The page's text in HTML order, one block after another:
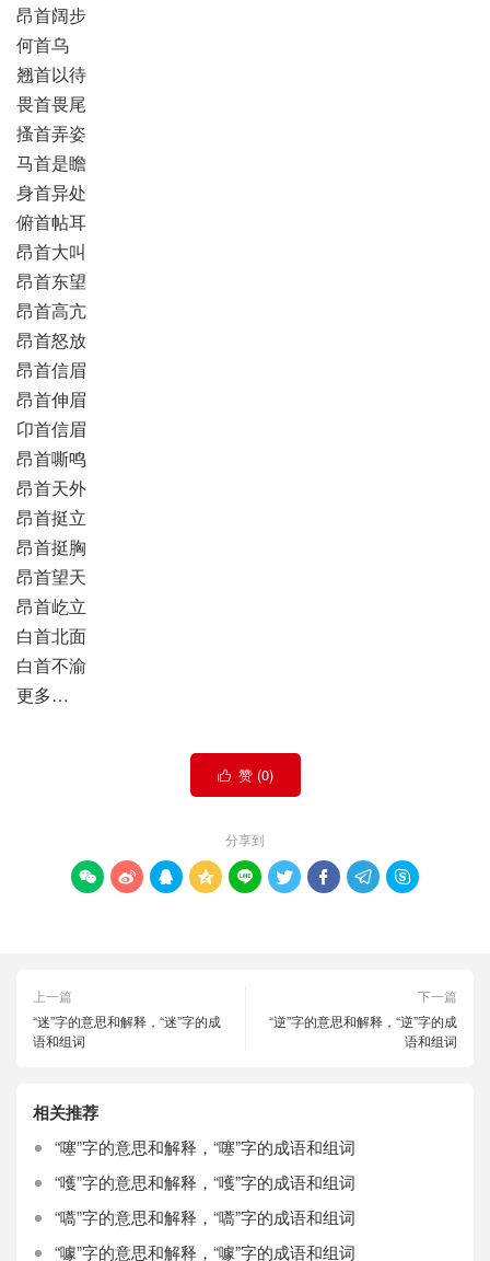
昂首阔步
何首乌
翘首以待
畏首畏尾
搔首弄姿
马首是瞻
身首异处
俯首帖耳
昂首大叫
昂首东望
昂首高亢
昂首怒放
昂首信眉
昂首伸眉
卬首信眉
昂首嘶鸣
昂首天外
昂首挺立
昂首挺胸
昂首望天
昂首屹立
白首北面
白首不渝
更多…
 赞 (0)
分享到
        
上一篇
“迷”字的意思和解释，“迷”字的成
语和组词
下一篇
“逆”字的意思和解释，“逆”字的成
语和组词
相关推荐
“噻”字的意思和解释，“噻”字的成语和组词
“嚄”字的意思和解释，“嚄”字的成语和组词
“嚆”字的意思和解释，“嚆”字的成语和组词
“噱”字的意思和解释，“噱”字的成语和组词